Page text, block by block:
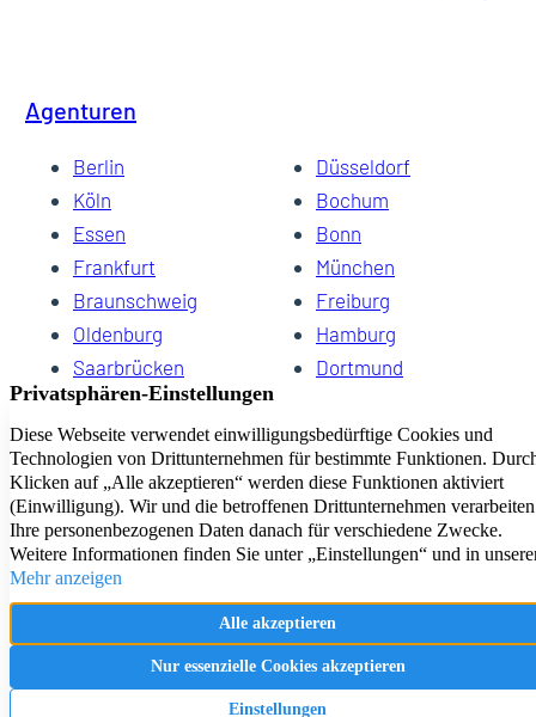
Agenturen
Berlin
Düsseldorf
Köln
Bochum
Essen
Bonn
Frankfurt
München
Braunschweig
Freiburg
Oldenburg
Hamburg
Saarbrücken
Dortmund
Hannover
Dresden
Kiel
Wuppertal
Bremen
HomeCompany eG Ihre Agenturen für Wohnen auf Zeit
Impressum Datenschutz Kontakt